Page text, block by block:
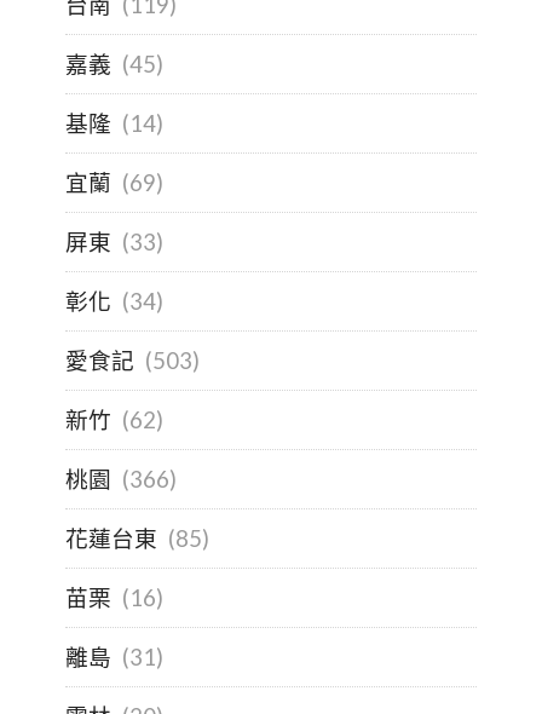
嘉義 (45)
基隆 (14)
宜蘭 (69)
屏東 (33)
彰化 (34)
愛食記 (503)
新竹 (62)
桃園 (366)
花蓮台東 (85)
苗栗 (16)
離島 (31)